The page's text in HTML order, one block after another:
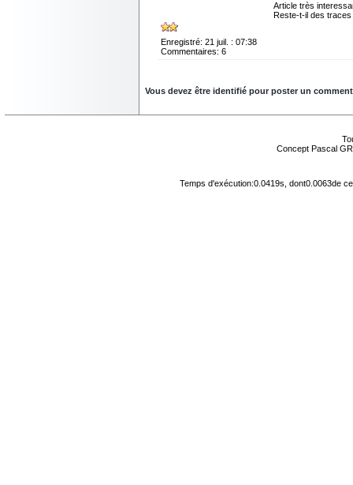
Enregistré: 21 juil. : 07:38
Commentaires: 6
Article très
Reste-t-il des
Vous devez être identifié pour poster un
Concept Pascal
Temps d'exécution:0.0419s, dont0.0063de